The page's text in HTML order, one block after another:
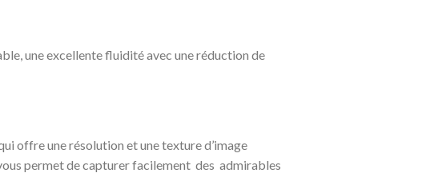
une excellente fluidité avec une réduction de
offre une résolution et une texture d’image
permet de capturer facilement des admirables